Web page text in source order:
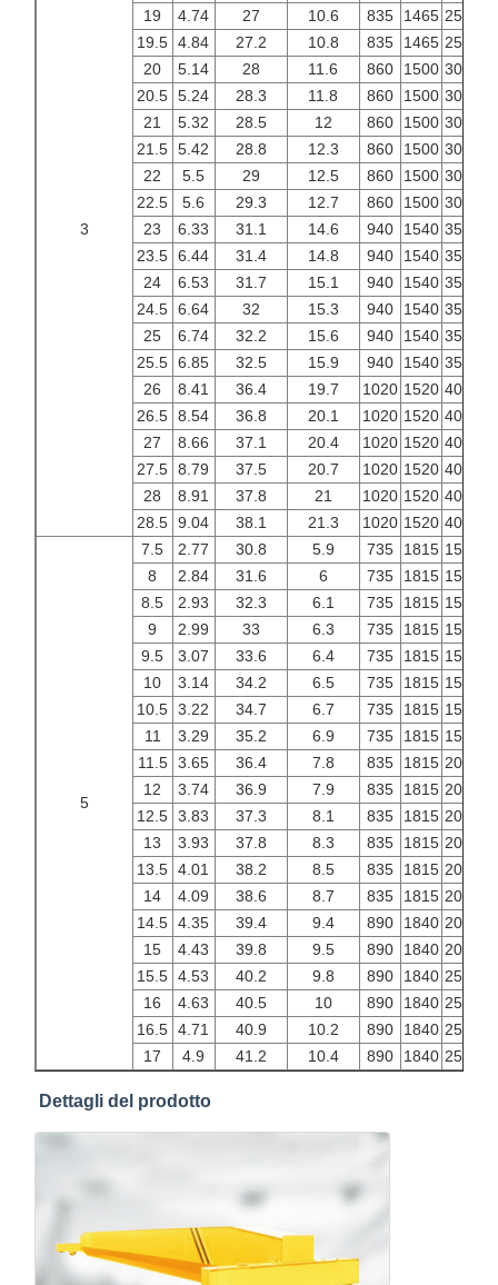
3
19
4.74 27 10.6 835 1465 2500
19.5 4.84 27.2 10.8 835 1465 2500
20
5.14 28 11.6 860 1500 3000
20.5 5.24 28.3 11.8 860 1500 3000
21
5.32 28.5 12 860 1500 3000
21.5 5.42 28.8 12.3 860 1500 3000
22
5.5 29 12.5 860 1500 3000
22.5
5.6 29.3 12.7 860 1500 3000
23
6.33 31.1 14.6 940 1540 3500
23.5 6.44 31.4 14.8 940 1540 3500
24
6.53 31.7 15.1 940 1540 3500
24.5 6.64 32 15.3 940 1540 3500
25
6.74 32.2 15.6 940 1540 3500
25.5 6.85 32.5 15.9 940 1540 3500
26
8.41 36.4 19.7 1020 1520 4000
26.5 8.54 36.8 20.1 1020 1520 4000
27
8.66 37.1 20.4 1020 1520 4000
27.5 8.79 37.5 20.7 1020 1520 4000
28
8.91 37.8 21 1020 1520 4000
28.5 9.04 38.1 21.3 1020 1520 4000
5
7.5 2.77 30.8 5.9 735 1815 1500
8
2.84 31.6 6 735 1815 1500
8.5
2.93 32.3 6.1 735 1815 1500
9
2.99 33 6.3 735 1815 1500
9.5
3.07 33.6 6.4 735 1815 1500
10
3.14 34.2 6.5 735 1815 1500
10.5 3.22 34.7 6.7 735 1815 1500
11
3.29 35.2 6.9 735 1815 1500
11.5 3.65 36.4 7.8 835 1815 2000
12
3.74 36.9 7.9 835 1815 2000
12.5 3.83 37.3 8.1 835 1815 2000
13
3.93 37.8 8.3 835 1815 2000
13.5 4.01 38.2 8.5 835 1815 2000
14
4.09 38.6 8.7 835 1815 2000
14.5 4.35 39.4 9.4 890 1840 2000
15
4.43 39.8 9.5 890 1840 2000
15.5 4.53 40.2 9.8 890 1840 2500
16
4.63 40.5 10 890 1840 2500
16.5 4.71 40.9 10.2 890 1840 2500
17
4.9 41.2 10.4 890 1840 2500
Dettagli del prodotto